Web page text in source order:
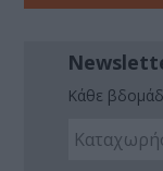
Κάθε